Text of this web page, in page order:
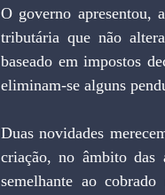
O governo apresentou,
tributária que não
baseado em impostos
eliminam-se alguns
Duas novidades
criação, no âmbito das
semelhante ao